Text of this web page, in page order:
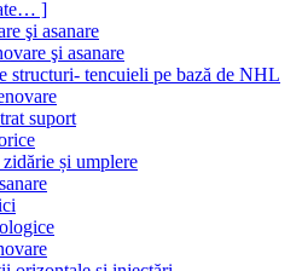
]
şi asanare
şi asanare
structuri- tencuieli pe bază de NHL
suport
și umplere